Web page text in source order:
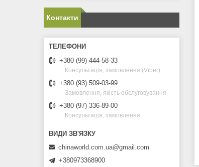
Контакти
+380 (99) 444-58-33
Консультація, замовлення (Viber)
+380 (93) 509-03-99
Замовлення, якість обслуговування
+380 (97) 336-89-00
Консультація, замовлення
chinaworld.com.ua@gmail.com
+380973368900